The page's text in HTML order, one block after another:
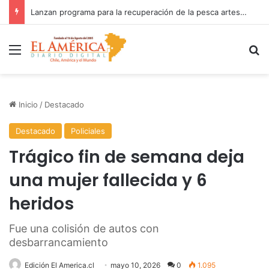
Lanzan programa para la recuperación de la pesca artesanal y el apoyo a caletas afectadas por los temporales
Menú
Inicio / Destacado
Destacado Policiales
Trágico fin de semana deja
una mujer fallecida y 6
heridos
Fue una colisión de autos con
desbarrancamiento
Edición El America.cl mayo 10, 2026 0 1.095